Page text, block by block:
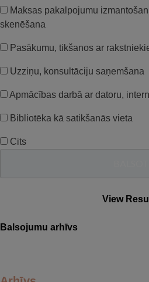
Maksas pakalpojumu
skenēšana
Pasākumu, tikšanos ar
Uzziņu, konsultāciju saņemšana
Apmācības darbā ar datoru,
Bibliotēka kā satikšanās vieta
Cits
View
Balsojumu arhīvs